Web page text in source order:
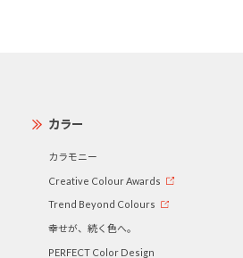
カラー
カラモニー
Creative Colour Awards
Trend Beyond Colours
幸せが、続く色へ。
PERFECT Color Design